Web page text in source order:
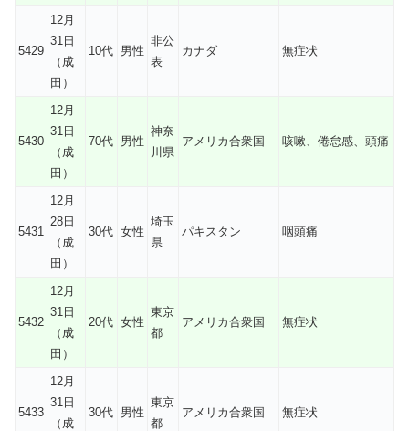
5429
12月
31日
（成
田）
10代 男性
非公
表
カナダ 無症状
5430
12月
31日
（成
田）
70代 男性
神奈
川県
アメリカ合衆国 咳嗽、倦怠感、頭痛
5431
12月
28日
（成
田）
30代 女性
埼玉
県
パキスタン 咽頭痛
5432
12月
31日
（成
田）
20代 女性
東京
都
アメリカ合衆国 無症状
5433
12月
31日
（成
30代 男性
東京
都
アメリカ合衆国 無症状